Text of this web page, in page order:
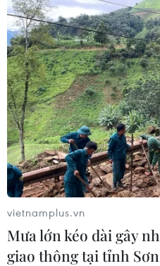
vietnamplus.vn
Mưa lớn kéo dài gây
giao thông tại tỉnh